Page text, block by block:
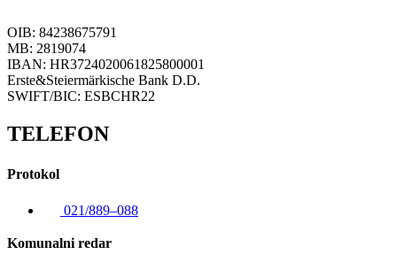
OIB: 84238675791
MB: 2819074
IBAN: HR3724020061825800001
Erste&Steiermärkische Bank D.D.
SWIFT/BIC: ESBCHR22
TELEFON
Protokol
021/889–088
Komunalni redar